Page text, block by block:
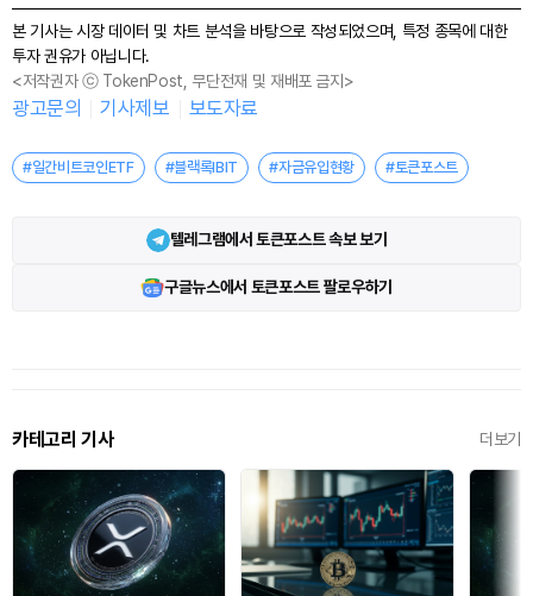
본 기사는 시장 데이터 및 차트 분석을 바탕으로 작성되었으며, 특정 종목에 대한
투자 권유가 아닙니다.
<저작권자 ⓒ TokenPost, 무단전재 및 재배포 금지>
광고문의 기사제보 보도자료
#일간비트코인ETF #블랙록IBIT #자금유입현황 #토큰포스트
텔레그램에서 토큰포스트 속보 보기
구글뉴스에서 토큰포스트 팔로우하기
카테고리 기사 더보기